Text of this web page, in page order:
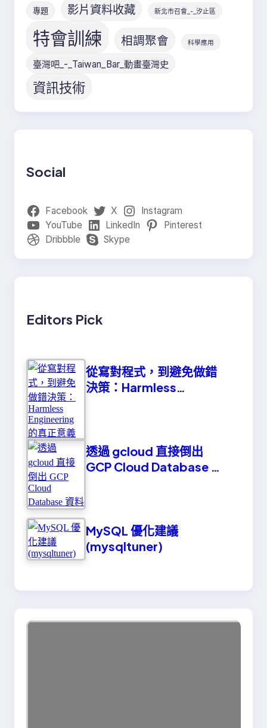
專題 影片資料收藏 新北市召會_-_汐止區
特會訓練 相調聚會 科學應用
臺灣吧_-_Taiwan_Bar_動畫臺灣史
資訊技術
Social
Facebook X
Instagram
YouTube
LinkedIn
Pinterest
Dribbble
Skype
Editors Pick
從寫對程式，到避免做錯
決策：Harmless
透過 gcloud 直接倒出
GCP Cloud Database 資
MySQL 優化建議
(mysqltuner)